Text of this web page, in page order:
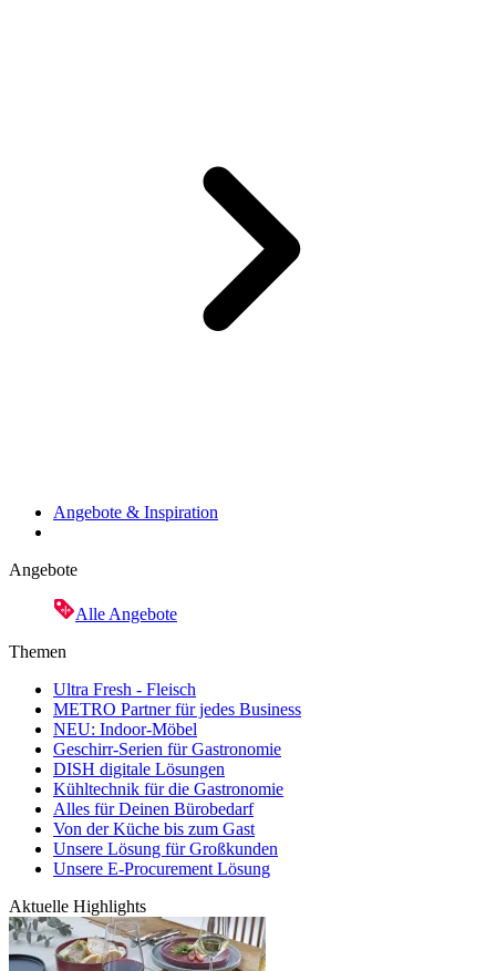
Angebote & Inspiration
Angebote
Alle Angebote
Themen
Ultra Fresh - Fleisch
METRO Partner für jedes Business
NEU: Indoor-Möbel
Geschirr-Serien für Gastronomie
DISH digitale Lösungen
Kühltechnik für die Gastronomie
Alles für Deinen Bürobedarf
Von der Küche bis zum Gast
Unsere Lösung für Großkunden
Unsere E-Procurement Lösung
Aktuelle Highlights